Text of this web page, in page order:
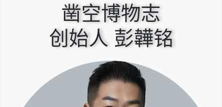
凿空博物志
创始人 彭韡铭